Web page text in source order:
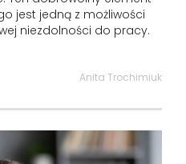
jest jedną z możliwości
niezdolności do pracy.
Anita Trochimiuk